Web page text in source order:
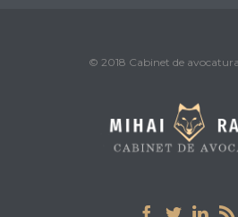
© 2018 Cabinet de
   